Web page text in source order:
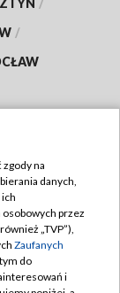
/
/
na
danych,
przez
„TVP”),
Zaufanych
do
i